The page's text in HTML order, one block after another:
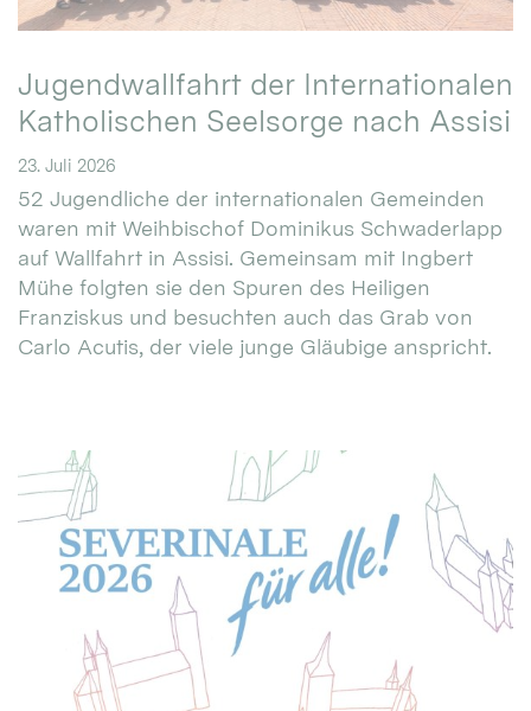
Jugendwallfahrt der Internationalen
Katholischen Seelsorge nach Assisi
23. Juli 2026
52 Jugendliche der internationalen Gemeinden
waren mit Weihbischof Dominikus Schwaderlapp
auf Wallfahrt in Assisi. Gemeinsam mit Ingbert
Mühe folgten sie den Spuren des Heiligen
Franziskus und besuchten auch das Grab von
Carlo Acutis, der viele junge Gläubige anspricht.